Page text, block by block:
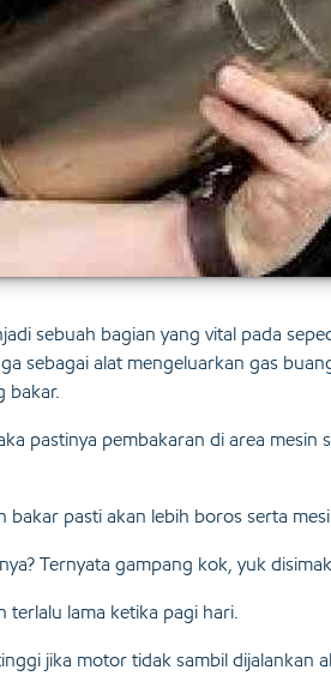
sebuah bagian yang vital pada
sebagai alat mengeluarkan gas
bakar.
pastinya pembakaran di area
bakar pasti akan lebih boros serta
Ternyata gampang kok, yuk
terlalu lama ketika pagi hari.
jika motor tidak sambil dijalankan